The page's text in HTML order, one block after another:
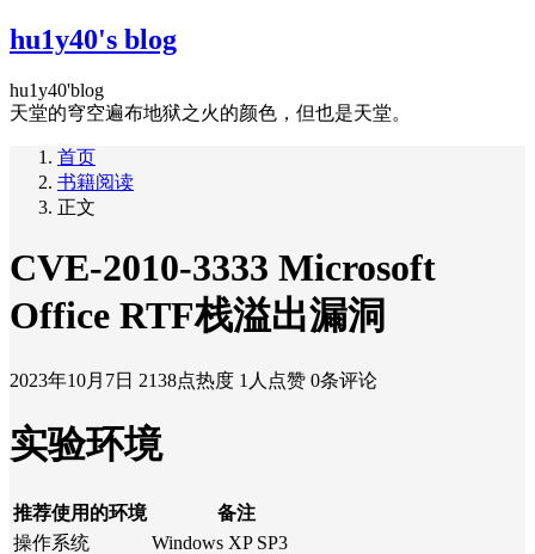
hu1y40's blog
hu1y40'blog
天堂的穹空遍布地狱之火的颜色，但也是天堂。
首页
书籍阅读
正文
CVE-2010-3333 Microsoft
Office RTF栈溢出漏洞
2023年10月7日 2138点热度 1人点赞 0条评论
实验环境
推荐使用的环境
备注
操作系统
Windows XP SP3